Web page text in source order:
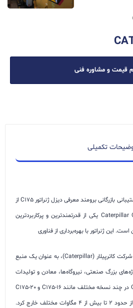
قیمت و مشاوره فنی
تکمیلی
بازرگانی برومند
معرفی دیزل ژنراتور C175 از
دیزل ژنراتور Caterpillar C175 یکی از قدرتمندترین و پرکاربردترین
این ژنراتور با بهره‌برداری از فناوری
پیشرفته و طراحی مهندسی‌شده شرکت کاترپیلار (Caterpillar)، به عنوان یک منبع
بزرگ صنعتی، نیروگاه‌ها، معادن و تولیدات
مدل C175 در چند نسخه مختلف مانند C175-16 و C175-20
تولید می‌شود که می‌توان آنها را از حدود 2 تا بیش از 4 مگاوات مختلف خارج کرد.